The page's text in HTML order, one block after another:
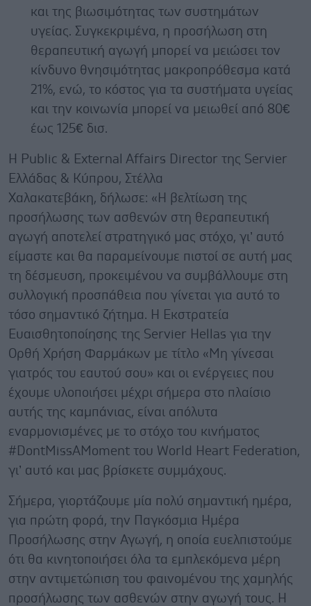
και της βιωσιμότητας των συστημάτων
υγείας. Συγκεκριμένα, η προσήλωση στη
θεραπευτική αγωγή μπορεί να μειώσει τον
κίνδυνο θνησιμότητας μακροπρόθεσμα κατά
21%, ενώ, το κόστος για τα συστήματα υγείας
και την κοινωνία μπορεί να μειωθεί από 80€
έως 125€ δισ.
Η Public & External Affairs Director της Servier
Ελλάδας & Κύπρου, Στέλλα
Χαλακατεβάκη, δήλωσε: «Η βελτίωση της
προσήλωσης των ασθενών στη θεραπευτική
αγωγή αποτελεί στρατηγικό μας στόχο, γι’ αυτό
είμαστε και θα παραμείνουμε πιστοί σε αυτή μας
τη δέσμευση, προκειμένου να συμβάλλουμε στη
συλλογική προσπάθεια που γίνεται για αυτό το
τόσο σημαντικό ζήτημα. Η Εκστρατεία
Ευαισθητοποίησης της Servier Hellas για την
Ορθή Χρήση Φαρμάκων με τίτλο «Μη γίνεσαι
γιατρός του εαυτού σου» και οι ενέργειες που
έχουμε υλοποιήσει μέχρι σήμερα στο πλαίσιο
αυτής της καμπάνιας, είναι απόλυτα
εναρμονισμένες με το στόχο του κινήματος
#DontMissAMoment του World Heart Federation,
γι’ αυτό και μας βρίσκετε συμμάχους.
Σήμερα, γιορτάζουμε μία πολύ σημαντική ημέρα,
για πρώτη φορά, την Παγκόσμια Ημέρα
Προσήλωσης στην Αγωγή, η οποία ευελπιστούμε
ότι θα κινητοποιήσει όλα τα εμπλεκόμενα μέρη
στην αντιμετώπιση του φαινομένου της χαμηλής
προσήλωσης των ασθενών στην αγωγή τους. Η